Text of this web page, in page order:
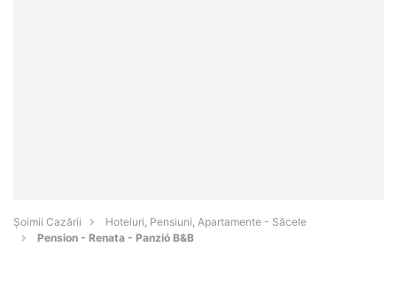
Șoimii Cazării
Hoteluri, Pensiuni, Apartamente - Săcele
Pension - Renata - Panzió B&B